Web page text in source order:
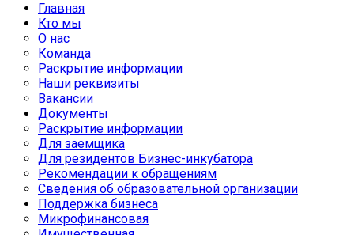
Главная
Кто мы
О нас
Команда
Раскрытие информации
Наши реквизиты
Вакансии
Документы
Раскрытие информации
Для заемщика
Для резидентов Бизнес-инкубатора
Рекомендации к обращениям
Сведения об образовательной организации
Поддержка бизнеса
Микрофинансовая